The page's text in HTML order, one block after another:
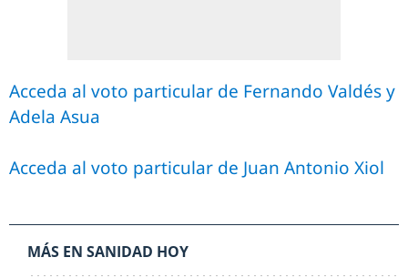
Acceda al voto particular de Fernando Valdés y
Adela Asua
Acceda al voto particular de Juan Antonio Xiol
MÁS EN SANIDAD HOY